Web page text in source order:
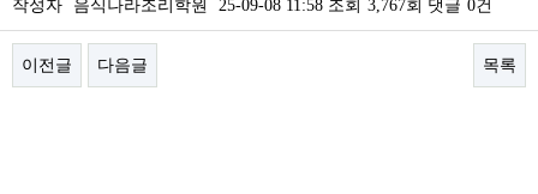
작성자 음식나라조리학원 25-09-08 11:58 조회 3,767회 댓글 0건
이전글 다음글 목록